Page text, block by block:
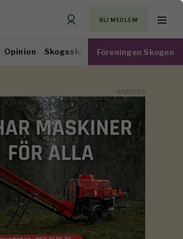
BLI MEDLEM
Opinion Skogsskötsel Virkesmarknad
Föreningen Skogen